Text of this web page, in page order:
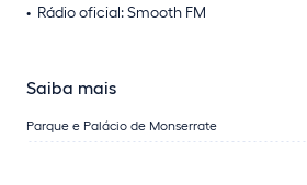
Rádio oficial: Smooth FM
Saiba mais
Parque e Palácio de Monserrate